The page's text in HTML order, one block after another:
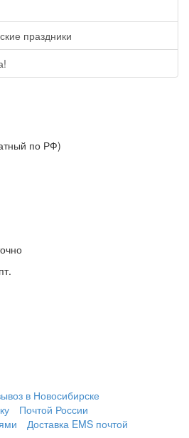
праздники
по РФ)
в Новосибирске
Почтой России
Доставка EMS почтой